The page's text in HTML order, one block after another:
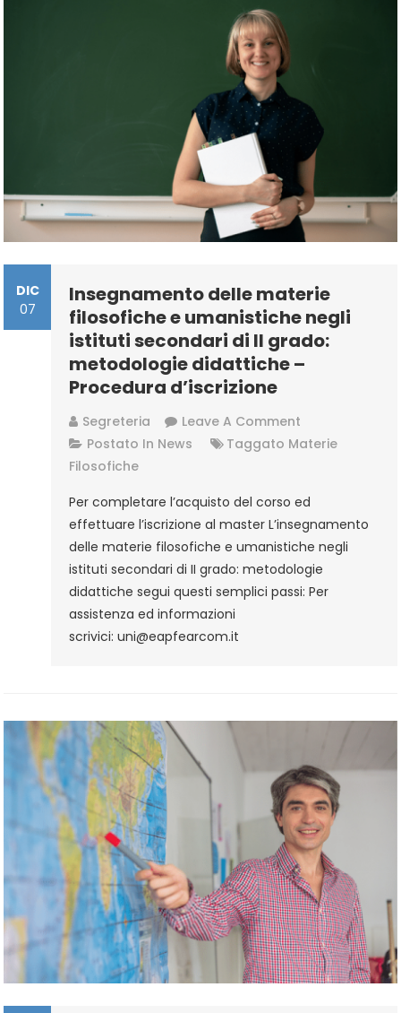
A-
Fisica
Matematica)
–
Procedura
DIC
07
Insegnamento delle materie
filosofiche e umanistiche negli
istituti secondari di II grado:
metodologie didattiche –
Procedura d’iscrizione
Segreteria Leave A Comment
Insegnamento
Filosofiche
E
Umanistiche
Negli
Istituti
Procedura
D’iscrizione
Postato In News Taggato Materie
Filosofiche
Per completare l’acquisto del corso ed
effettuare l’iscrizione al master L’insegnamento
delle materie filosofiche e umanistiche negli
istituti secondari di II grado: metodologie
didattiche segui questi semplici passi: Per
assistenza ed informazioni
scrivici: uni@eapfearcom.it